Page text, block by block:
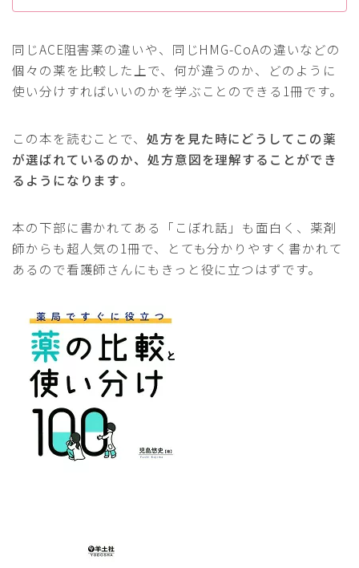
同じACE阻害薬の違いや、同じHMG-CoAの違いなどの
個々の薬を比較した上で、何が違うのか、どのように
使い分けすればいいのかを学ぶことのできる1冊です。
この本を読むことで、 処方を見た時にどうしてこの薬
が選ばれているのか、処方意図を理解することができ
るようになります。
本の下部に書かれてある「こぼれ話」も面白く、薬剤
師からも超人気の1冊で、とても分かりやすく書かれて
あるので看護師さんにもきっと役に立つはずです。